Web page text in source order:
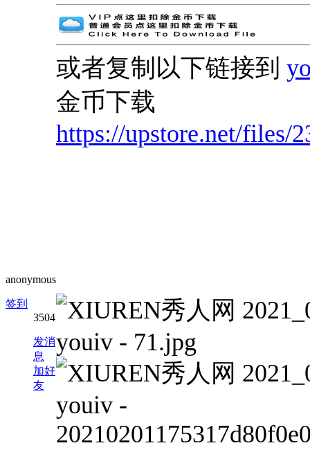
anonymous
签到
3504
发消
息
加好
友
或者复制以下链接到
金币下载
https://upstore.net/files/